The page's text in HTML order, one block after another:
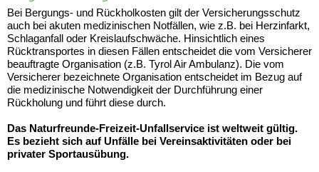
Bei Bergungs- und Rückholkosten gilt der Versicherungsschutz
auch bei akuten medizinischen Notfällen, wie z.B. bei Herzinfarkt,
Schlaganfall oder Kreislaufschwäche. Hinsichtlich eines
Rücktransportes in diesen Fällen entscheidet die vom Versicherer
beauftragte Organisation (z.B. Tyrol Air Ambulanz). Die vom
Versicherer bezeichnete Organisation entscheidet im Bezug auf
die medizinische Notwendigkeit der Durchführung einer
Rückholung und führt diese durch.
Das Naturfreunde-Freizeit-Unfallservice ist weltweit gültig.
Es bezieht sich auf Unfälle bei Vereinsaktivitäten oder bei
privater Sportausübung.